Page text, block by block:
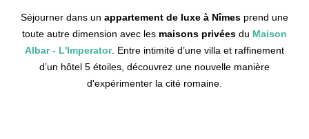
Séjourner dans un appartement de luxe à Nîmes prend une
toute autre dimension avec les maisons privées du Maison
Albar - L'Imperator. Entre intimité d’une villa et raffinement
d’un hôtel 5 étoiles, découvrez une nouvelle manière
d'expérimenter la cité romaine.